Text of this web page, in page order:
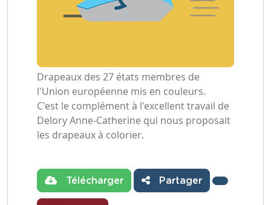
Drapeaux des 27 états membres de
l'Union européenne mis en couleurs.
C'est le complément à l'excellent travail de
Delory Anne-Catherine qui nous proposait
les drapeaux à colorier.
Télécharger Partager